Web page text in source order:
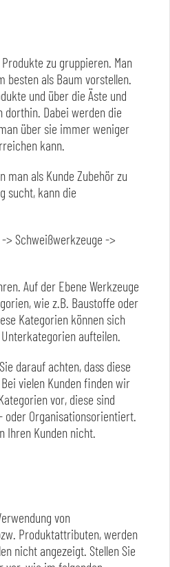
zu gruppieren. Man
besten als Baum vorstellen.
und über die Äste und
dorthin. Dabei werden die
über sie immer weniger
kann.
man als Kunde Zubehör zu
sucht, kann die
> Schweißwerkzeuge ->
Auf der Ebene Werkzeuge
wie z.B. Baustoffe oder
Kategorien können sich
aufteilen.
darauf achten, dass diese
vielen Kunden finden wir
vor, diese sind
oder Organisationsorientiert.
Ihren Kunden nicht.
von
Produktattributen, werden
nicht angezeigt. Stellen Sie